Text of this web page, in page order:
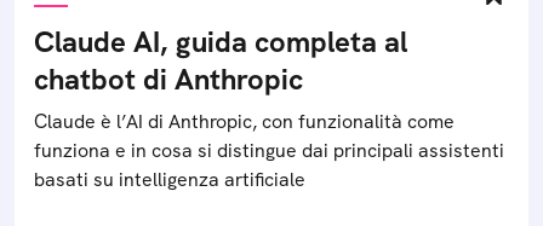
Claude AI, guida completa al
chatbot di Anthropic
Claude è l’AI di Anthropic, con funzionalità come
funziona e in cosa si distingue dai principali assistenti
basati su intelligenza artificiale